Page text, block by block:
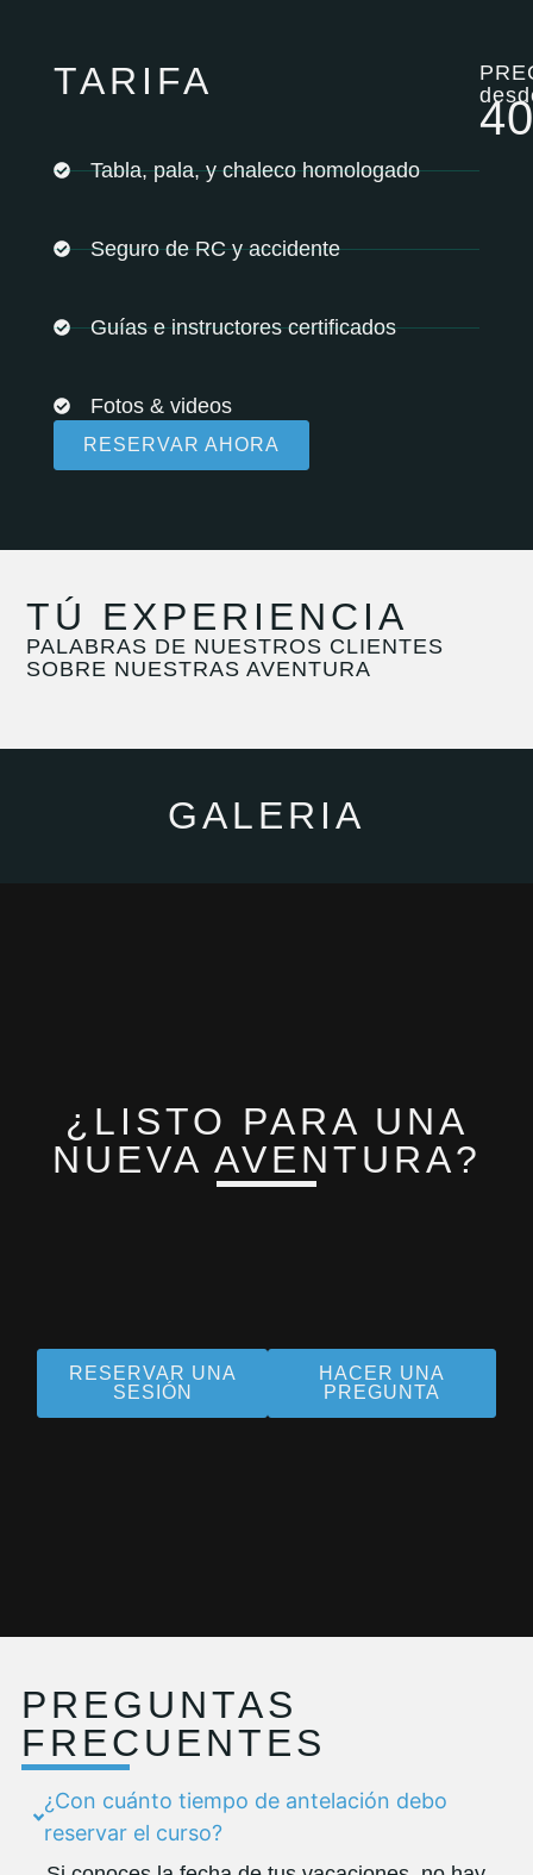
TARIFA
Tabla, pala, y chaleco homologado
Seguro de RC y accidente
Guías e instructores certificados
Fotos & videos
RESERVAR AHORA
TÚ EXPERIENCIA
PALABRAS DE NUESTROS CLIENTES
SOBRE NUESTRAS AVENTURA
GALERIA
¿LISTO PARA UNA
NUEVA AVENTURA?
RESERVAR UNA
SESIÓN
HACER UNA
PREGUNTA
PREGUNTAS
FRECUENTES
¿Con cuánto tiempo de antelación debo
reservar el curso?